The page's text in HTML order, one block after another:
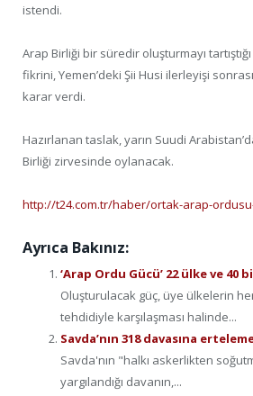
istendi.
Arap Birliği bir süredir oluşturmayı
fikrini, Yemen’deki Şii Husi ilerleyişi
karar verdi.
Hazırlanan taslak, yarın Suudi
Birliği zirvesinde oylanacak.
http://t24.com.tr/haber/ortak-arap-
Ayrıca Bakınız:
‘Arap Ordu Gücü’ 22 ülke ve 40
Oluşturulacak güç, üye ülkelerin
tehdidiyle karşılaşması halinde...
Savda’nın 318 davasına
Savda'nın "halkı askerlikten
yargılandığı davanın,...